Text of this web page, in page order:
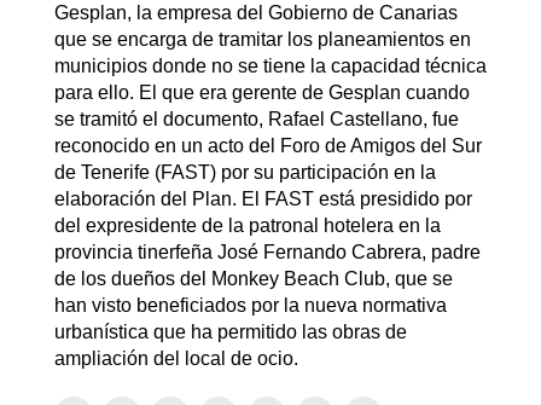
Gesplan, la empresa del Gobierno de Canarias
que se encarga de tramitar los planeamientos en
municipios donde no se tiene la capacidad técnica
para ello. El que era gerente de Gesplan cuando
se tramitó el documento, Rafael Castellano, fue
reconocido en un acto del Foro de Amigos del Sur
de Tenerife (FAST) por su participación en la
elaboración del Plan. El FAST está presidido por
del expresidente de la patronal hotelera en la
provincia tinerfeña José Fernando Cabrera, padre
de los dueños del Monkey Beach Club, que se
han visto beneficiados por la nueva normativa
urbanística que ha permitido las obras de
ampliación del local de ocio.